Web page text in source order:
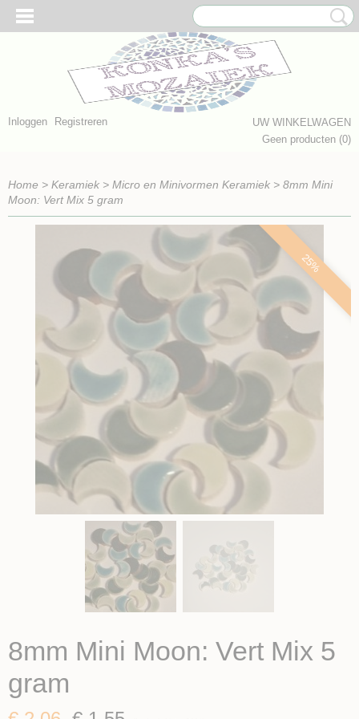
Inloggen Registreren
UW WINKELWAGEN
Geen producten (0)
Home > Keramiek > Micro en Minivormen Keramiek > 8mm Mini
Moon: Vert Mix 5 gram
25%
8mm Mini Moon: Vert Mix 5
gram